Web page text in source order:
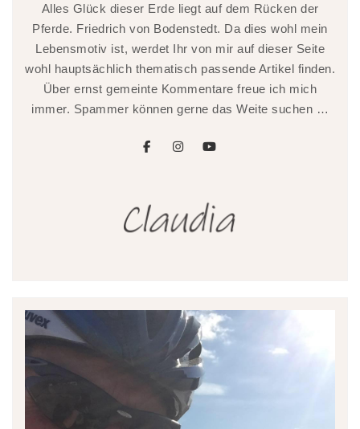
Alles Glück dieser Erde liegt auf dem Rücken der
Pferde. Friedrich von Bodenstedt. Da dies wohl mein
Lebensmotiv ist, werdet Ihr von mir auf dieser Seite
wohl hauptsächlich thematisch passende Artikel finden.
Über ernst gemeinte Kommentare freue ich mich
immer. Spammer können gerne das Weite suchen …